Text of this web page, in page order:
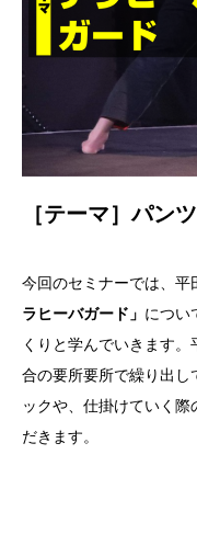
［テーマ］パン
今回のセミナーでは、平
ラヒーバガード」 につい
くりと学んでいきます
合の要所要所で繰り出し
ックや、仕掛けていく
だきます。